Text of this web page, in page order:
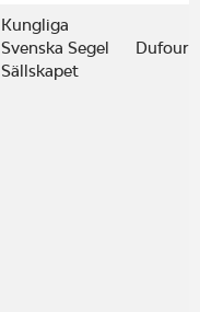
Kungliga
Svenska Segel
Sällskapet
Dufour